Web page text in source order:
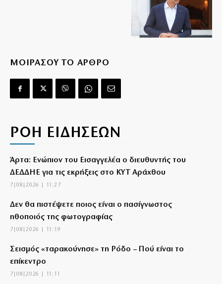
ΜΟΙΡΑΣΟΥ ΤΟ ΑΡΘΡΟ
ΡΟΗ ΕΙΔΗΣΕΩΝ
Άρτα: Ενώπιον του Εισαγγελέα ο διευθυντής του
ΔΕΔΔΗΕ για τις εκρήξεις στο ΚΥΤ Αράχθου
7|08|2026 | 11:27
Δεν θα πιστέψετε ποιος είναι ο πασίγνωστος
ηθοποιός της φωτογραφίας
7|08|2026 | 11:19
Σεισμός «ταρακούνησε» τη Ρόδο – Πού είναι το
επίκεντρο
7|08|2026 | 11:11